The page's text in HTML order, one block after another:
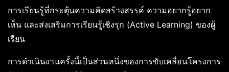
การเรียนรู้ที่กระตุ้นความคิดสร้างสรรค์ ความอยากรู้อยาก
เห็น และส่งเสริมการเรียนรู้เชิงรุก (Active Learning) ของผู้
เรียน
การดำเนินงานครั้งนี้เป็นส่วนหนึ่งของการขับเคลื่อนโครงการ